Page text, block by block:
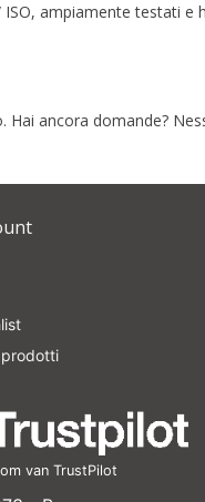
ampiamente testati
ancora domande?
van TrustPilot